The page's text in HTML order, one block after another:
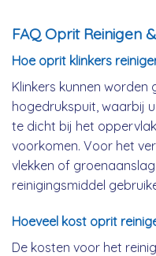
FAQ Oprit Reinigen
Hoe oprit klinkers
Klinkers kunnen worden
hogedrukspuit, waarbij
te dicht bij het
voorkomen. Voor het
vlekken of
reinigingsmiddel
Hoeveel kost oprit
De kosten voor het